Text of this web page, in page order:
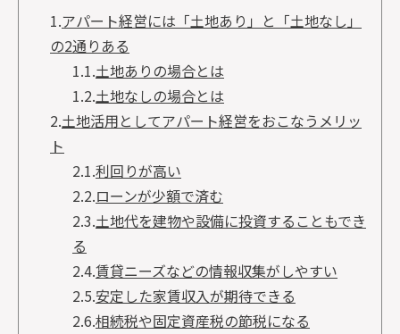
1.アパート経営には「土地あり」と「土地なし」
の2通りある
1.1.土地ありの場合とは
1.2.土地なしの場合とは
2.土地活用としてアパート経営をおこなうメリッ
ト
2.1.利回りが高い
2.2.ローンが少額で済む
2.3.土地代を建物や設備に投資することもでき
る
2.4.賃貸ニーズなどの情報収集がしやすい
2.5.安定した家賃収入が期待できる
2.6.相続税や固定資産税の節税になる